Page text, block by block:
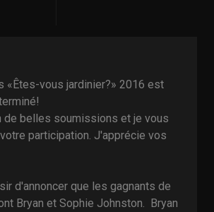
«Êtes-vous jardinier?» 2016 est
de belles soumissions et je vous
participation. J'apprécie vos
d'annoncer que les gagnants de
Bryan et Sophie Johnston. Bryan